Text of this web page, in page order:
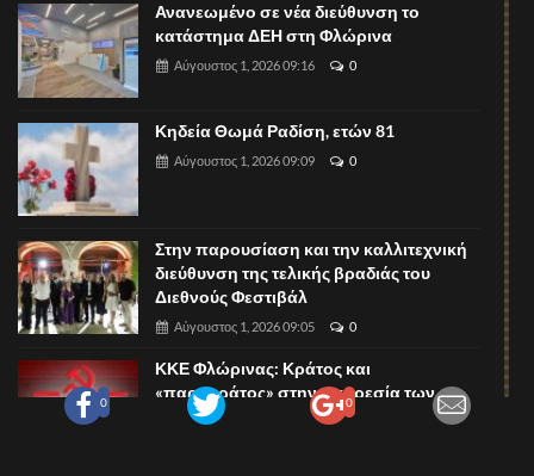
0 0
Ανανεωμένο σε νέα διεύθυνση το
κατάστημα ΔΕΗ στη Φλώρινα
Αύγουστος 1, 2026 09:16 0
Κηδεία Θωμά Ραδίση, ετών 81
Αύγουστος 1, 2026 09:09 0
Στην παρουσίαση και την καλλιτεχνική
διεύθυνση της τελικής βραδιάς του
Διεθνούς Φεστιβάλ
Αύγουστος 1, 2026 09:05 0
ΚΚΕ Φλώρινας: Κράτος και
«παρακράτος» στην υπηρεσία των
κερδών Μυτιληναίου - Ρόζα